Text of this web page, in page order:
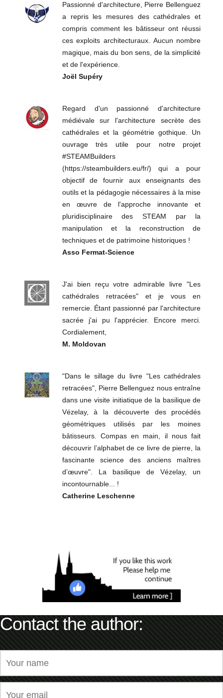
Passionné d'architecture, Pierre Bellenguez
a repris les mesures des cathédrales et
compris comment les bâtisseur ont réussi
ces exploits architecturaux. Aucun nombre
magique, mais du bon sens, de la simplicité
et de l'expérience.
Joël Supéry
Regard d'un passionné d'architecture
médiévale sur l'architecture secrète des
cathédrales et la géométrie gothique. Un
ouvrage très utile pour notre projet
#STEAMBuilders
(https://steambuilders.eu/fr/) qui a pour
objectif de fournir aux enseignants des
outils et la pédagogie nécessaires à la mise
en œuvre de l'approche innovante et
pluridisciplinaire des STEAM par la
manipulation et la reconstruction de
techniques et de patrimoine historiques !
Asso Fermat-Science
J'ai bien reçu votre admirable livre "Les
cathédrales retracées" et je vous en
remercie. Étant passionné par l'architecture
sacrée j'ai pu l'apprécier. Encore merci.
Cordialement,
M. Moldovan
"Dans le sillage du livre "Les cathédrales
retracées", Pierre Bellenguez nous entraîne
dans une visite initiatique de la basilique de
Vézelay, à la découverte des procédés
géométriques utilisés par les moines
bâtisseurs. Compas en main, il nous fait
découvrir l’alphabet de ce livre de pierre, la
fascinante science des anciens maîtres
d’œuvre". La basilique de Vézelay, un
incontournable... !
Catherine Leschenne
Contact the author: